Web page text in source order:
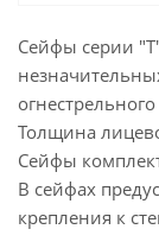
Сейфы серии
Толщина
Сейфы
В сейфах
крепления к